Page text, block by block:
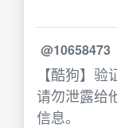
@10658473
【酷狗】
请勿泄露给
信息。